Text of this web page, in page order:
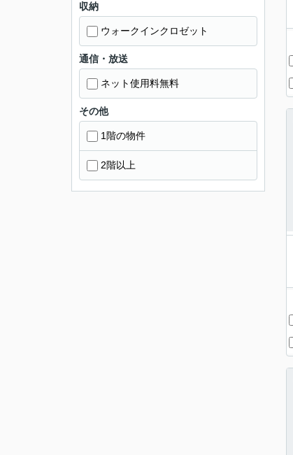
収納
ウォークインクロゼット
通信・放送
ネット使用料無料
その他
1階の物件
2階以上